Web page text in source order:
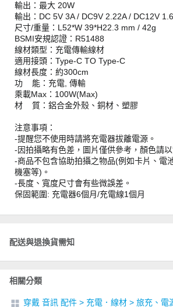
輸出：最大 20W
輸出：DC 5V 3A / DC9V 2.22A / DC12V
尺寸/重量：L52*W 39*H22.3 mm / 42g
BSMI安規認證：R51488
線材類型：充電傳輸線材
適用接頭：Type-C TO Type-C
線材長度：約300cm
功 能：充電, 傳輸
乘載Max：100W(Max)
材 質：鋁合金外殼、銅材、塑膠
注意事項：
-提醒您不使用時請將充電器拔離電源。
-因拍攝略有色差，圖片僅供參考，顏色請
-商品不包含協助拍攝之物品(例如卡片、電
機塞等)。
-長度、寬度尺寸會有些微誤差。
保固範圍: 充電器6個月/充電線1個月
配送與退換貨需知
相關分類
穿戴 音訊 配件 > 充電．線材 > 旅充、電